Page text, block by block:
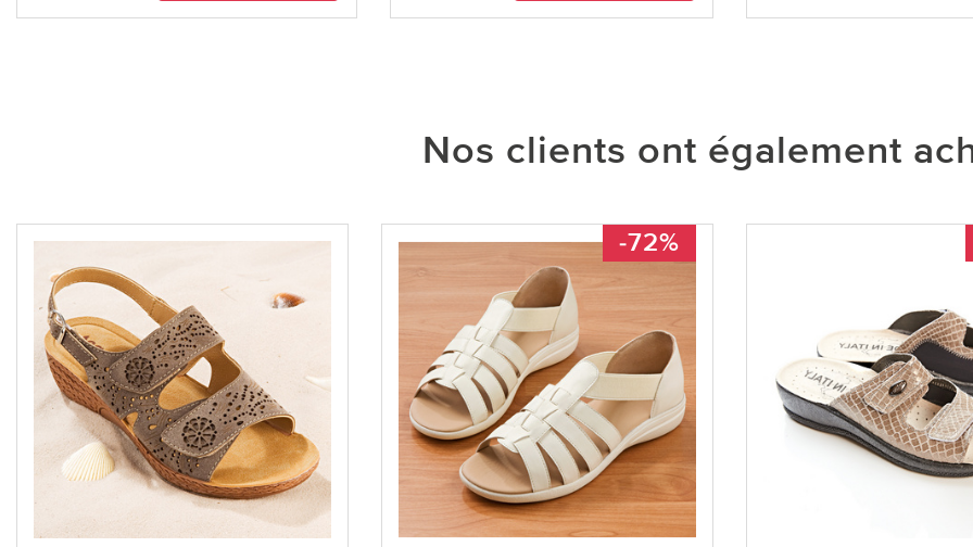
Nos clients ont également
-72%